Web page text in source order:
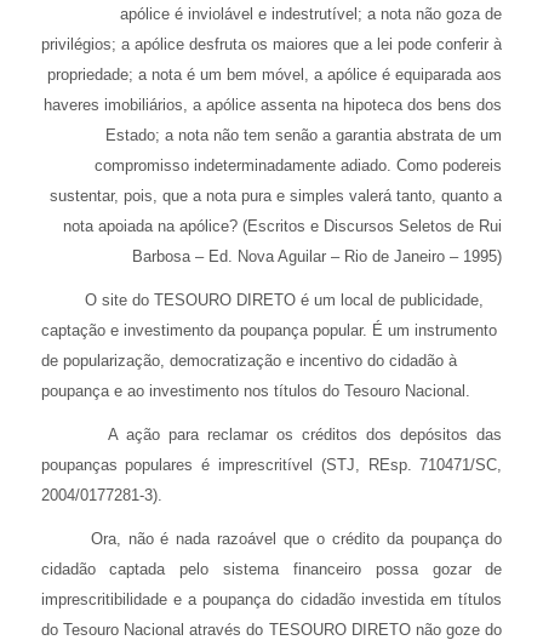
apólice é inviolável e indestrutível; a nota não goza de
privilégios; a apólice desfruta os maiores que a lei pode conferir à
propriedade; a nota é um bem móvel, a apólice é equiparada aos
haveres imobiliários, a apólice assenta na hipoteca dos bens dos
Estado; a nota não tem senão a garantia abstrata de um
compromisso indeterminadamente adiado. Como podereis
sustentar, pois, que a nota pura e simples valerá tanto, quanto a
nota apoiada na apólice? (Escritos e Discursos Seletos de Rui
Barbosa – Ed. Nova Aguilar – Rio de Janeiro – 1995)
O site do TESOURO DIRETO é um local de publicidade,
captação e investimento da poupança popular. É um instrumento
de popularização, democratização e incentivo do cidadão à
poupança e ao investimento nos títulos do Tesouro Nacional.
A ação para reclamar os créditos dos depósitos das
poupanças populares é imprescritível (STJ, REsp. 710471/SC,
2004/0177281-3).
Ora, não é nada razoável que o crédito da poupança do
cidadão captada pelo sistema financeiro possa gozar de
imprescritibilidade e a poupança do cidadão investida em títulos
do Tesouro Nacional através do TESOURO DIRETO não goze do